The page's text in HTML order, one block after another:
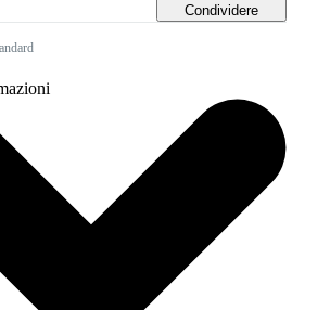
Condividere